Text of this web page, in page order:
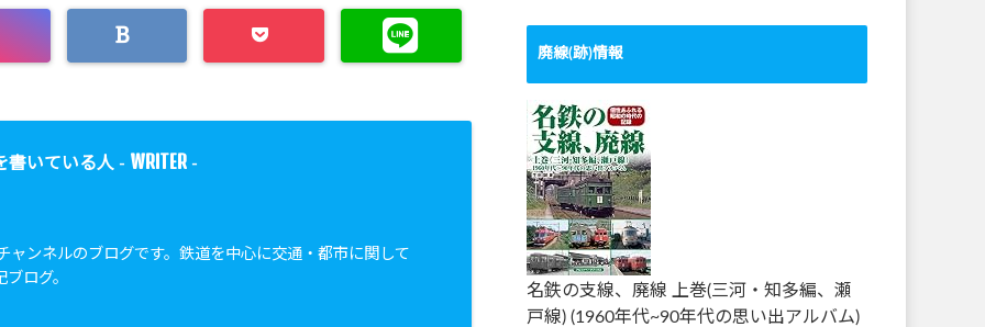
書いている人 - WRITER -
ャンネルのブログです。鉄道を中心に交通・都市に関して
ログ。
廃線(跡)情報
名鉄の支線、廃線 上巻(三河・知多編、瀬
戸線) (1960年代~90年代の思い出アルバム)